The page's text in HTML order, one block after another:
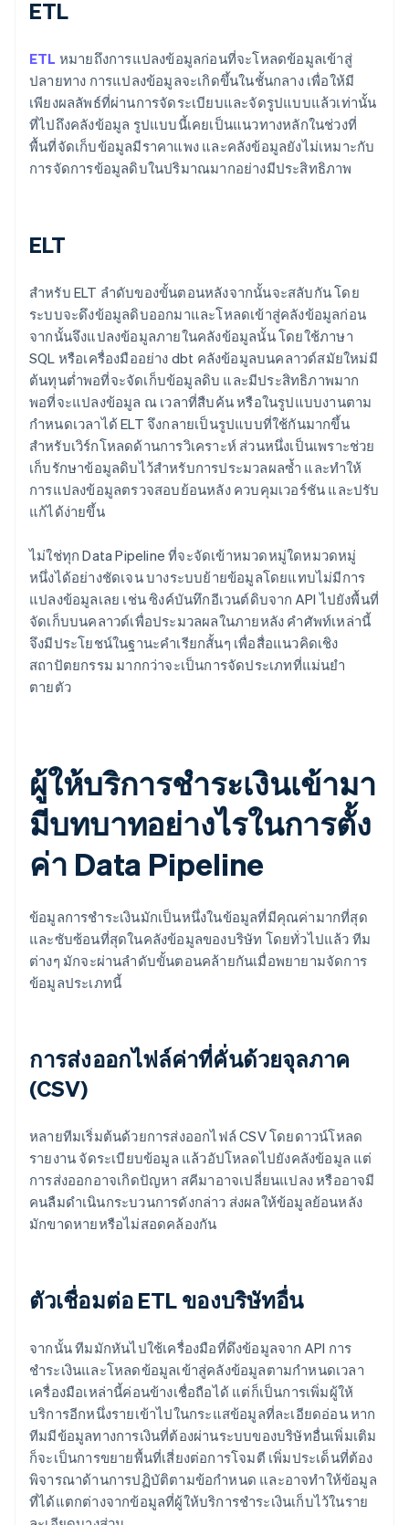
ETL
ETL หมายถึงการแปลงข้อมูลก่อนที่จะโหลดข้อมูลเข้าสู่
ปลายทาง การแปลงข้อมูลจะเกิดขึ้นในชั้นกลาง เพื่อให้มี
เพียงผลลัพธ์ที่ผ่านการจัดระเบียบและจัดรูปแบบแล้วเท่านั้น
ที่ไปถึงคลังข้อมูล รูปแบบนี้เคยเป็นแนวทางหลักในช่วงที่
พื้นที่จัดเก็บข้อมูลมีราคาแพง และคลังข้อมูลยังไม่เหมาะกับ
การจัดการข้อมูลดิบในปริมาณมากอย่างมีประสิทธิภาพ
ELT
สำหรับ ELT ลำดับของขั้นตอนหลังจากนั้นจะสลับกัน โดย
ระบบจะดึงข้อมูลดิบออกมาและโหลดเข้าสู่คลังข้อมูลก่อน
จากนั้นจึงแปลงข้อมูลภายในคลังข้อมูลนั้น โดยใช้ภาษา
SQL หรือเครื่องมืออย่าง dbt คลังข้อมูลบนคลาวด์สมัยใหม่มี
ต้นทุนต่ำพอที่จะจัดเก็บข้อมูลดิบ และมีประสิทธิภาพมาก
พอที่จะแปลงข้อมูล ณ เวลาที่สืบค้น หรือในรูปแบบงานตาม
กำหนดเวลาได้ ELT จึงกลายเป็นรูปแบบที่ใช้กันมากขึ้น
สำหรับเวิร์กโหลดด้านการวิเคราะห์ ส่วนหนึ่งเป็นเพราะช่วย
เก็บรักษาข้อมูลดิบไว้สำหรับการประมวลผลซ้ำ และทำให้
การแปลงข้อมูลตรวจสอบย้อนหลัง ควบคุมเวอร์ชัน และปรับ
แก้ได้ง่ายขึ้น
ไม่ใช่ทุก Data Pipeline ที่จะจัดเข้าหมวดหมู่ใดหมวดหมู่
หนึ่งได้อย่างชัดเจน บางระบบย้ายข้อมูลโดยแทบไม่มีการ
แปลงข้อมูลเลย เช่น ซิงค์บันทึกอีเวนต์ดิบจาก API ไปยังพื้นที่
จัดเก็บบนคลาวด์เพื่อประมวลผลในภายหลัง คำศัพท์เหล่านี้
จึงมีประโยชน์ในฐานะคำเรียกสั้นๆ เพื่อสื่อแนวคิดเชิง
สถาปัตยกรรม มากกว่าจะเป็นการจัดประเภทที่แม่นยำ
ตายตัว
ผู้ให้บริการชำระเงินเข้ามา
มีบทบาทอย่างไรในการตั้ง
ค่า Data Pipeline
ข้อมูลการชำระเงินมักเป็นหนึ่งในข้อมูลที่มีคุณค่ามากที่สุด
และซับซ้อนที่สุดในคลังข้อมูลของบริษัท โดยทั่วไปแล้ว ทีม
ต่างๆ มักจะผ่านลำดับขั้นตอนคล้ายกันเมื่อพยายามจัดการ
ข้อมูลประเภทนี้
การส่งออกไฟล์ค่าที่คั่นด้วยจุลภาค
(CSV)
หลายทีมเริ่มต้นด้วยการส่งออกไฟล์ CSV โดยดาวน์โหลด
รายงาน จัดระเบียบข้อมูล แล้วอัปโหลดไปยังคลังข้อมูล แต่
การส่งออกอาจเกิดปัญหา สคีมาอาจเปลี่ยนแปลง หรืออาจมี
คนลืมดำเนินกระบวนการดังกล่าว ส่งผลให้ข้อมูลย้อนหลัง
มักขาดหายหรือไม่สอดคล้องกัน
ตัวเชื่อมต่อ ETL ของบริษัทอื่น
จากนั้น ทีมมักหันไปใช้เครื่องมือที่ดึงข้อมูลจาก API การ
ชำระเงินและโหลดข้อมูลเข้าสู่คลังข้อมูลตามกำหนดเวลา
เครื่องมือเหล่านี้ค่อนข้างเชื่อถือได้ แต่ก็เป็นการเพิ่มผู้ให้
บริการอีกหนึ่งรายเข้าไปในกระแสข้อมูลที่ละเอียดอ่อน หาก
ทีมมีข้อมูลทางการเงินที่ต้องผ่านระบบของบริษัทอื่นเพิ่มเติม
ก็จะเป็นการขยายพื้นที่เสี่ยงต่อการโจมตี เพิ่มประเด็นที่ต้อง
พิจารณาด้านการปฏิบัติตามข้อกำหนด และอาจทำให้ข้อมูล
ที่ได้แตกต่างจากข้อมูลที่ผู้ให้บริการชำระเงินเก็บไว้ในราย